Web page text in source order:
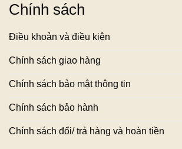
Chính sách
Điều khoản và điều kiện
Chính sách giao hàng
Chính sách bảo mật thông tin
Chính sách bảo hành
Chính sách đổi/ trả hàng và hoàn tiền